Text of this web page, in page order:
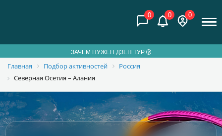
0 0 0
ЗАЧЕМ НУЖЕН ДЗЕН ТУР
Главная Подбор активностей
Россия
Северная Осетия – Алания